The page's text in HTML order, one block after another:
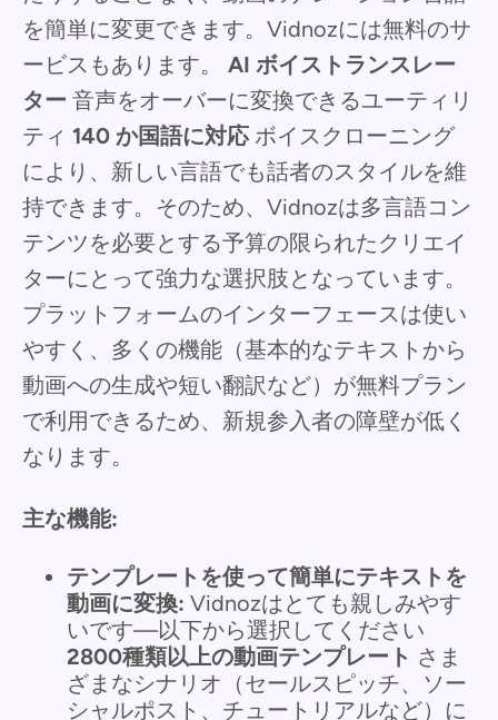
を簡単に変更できます。Vidnozには無料のサ
ービスもあります。 AI ボイストランスレー
ター 音声をオーバーに変換できるユーティリ
ティ 140 か国語に対応ボイスクローニング
により、新しい言語でも話者のスタイルを維
持できます。そのため、Vidnozは多言語コン
テンツを必要とする予算の限られたクリエイ
ターにとって強力な選択肢となっています。
プラットフォームのインターフェースは使い
やすく、多くの機能（基本的なテキストから
動画への生成や短い翻訳など）が無料プラン
で利用できるため、新規参入者の障壁が低く
なります。
主な機能:
テンプレートを使って簡単にテキストを
動画に変換: Vidnozはとても親しみやす
いです—以下から選択してください
2800種類以上の動画テンプレート さま
ざまなシナリオ（セールスピッチ、ソー
シャルポスト、チュートリアルなど）に